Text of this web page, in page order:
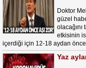
Doktor
güzel
etkisinin
içerdiği için 12-18 aydan önce
Yaz